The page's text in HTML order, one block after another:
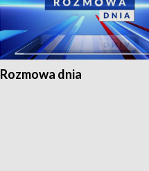
Rozmowa dnia